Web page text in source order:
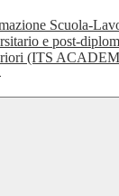
Scuola-
e post-
(ITS